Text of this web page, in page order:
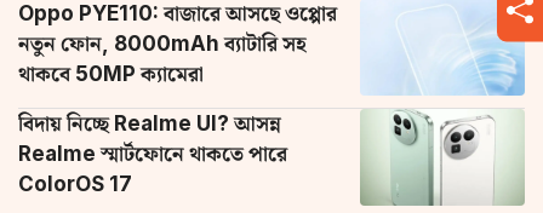
Oppo PYE110: বাজারে আসছে ওপ্পোর
নতুন ফোন, 8000mAh ব্যাটারি সহ
থাকবে 50MP ক্যামেরা
বিদায় নিচ্ছে Realme UI? আসন্ন
Realme স্মার্টফোনে থাকতে পারে
ColorOS 17